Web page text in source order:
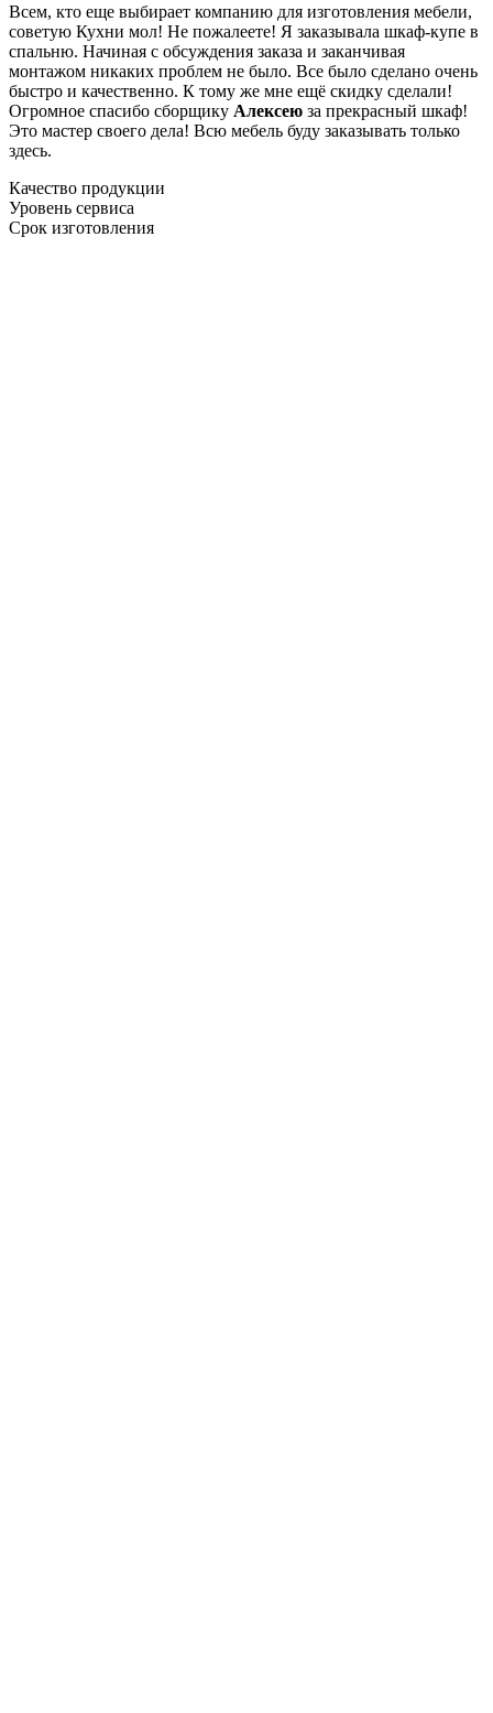
Всем, кто еще выбирает компанию для изготовления мебели,
советую Кухни мол! Не пожалеете! Я заказывала шкаф-купе в
спальню. Начиная с обсуждения заказа и заканчивая
монтажом никаких проблем не было. Все было сделано очень
быстро и качественно. К тому же мне ещё скидку сделали!
Огромное спасибо сборщику Алексею за прекрасный шкаф!
Это мастер своего дела! Всю мебель буду заказывать только
здесь.
Качество продукции
Уровень сервиса
Срок изготовления